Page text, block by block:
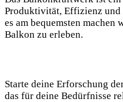
Produktivität, Effizienz
es am ⁣bequemsten machen
Balkon zu erleben.
Starte deine Erforschung
das für deine Bedürfnisse